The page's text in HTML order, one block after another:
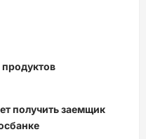
получить заемщик